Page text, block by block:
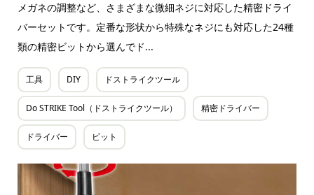
メガネの調整など、さまざまな微細ネジに対応した精密ドライ
バーセットです。定番な形状から特殊なネジにも対応した24種
類の精密ビットから選んでド...
工具 DIY ドストライクツール
Do STRIKE Tool（ドストライクツール） 精密ドライバー
ドライバー ビット